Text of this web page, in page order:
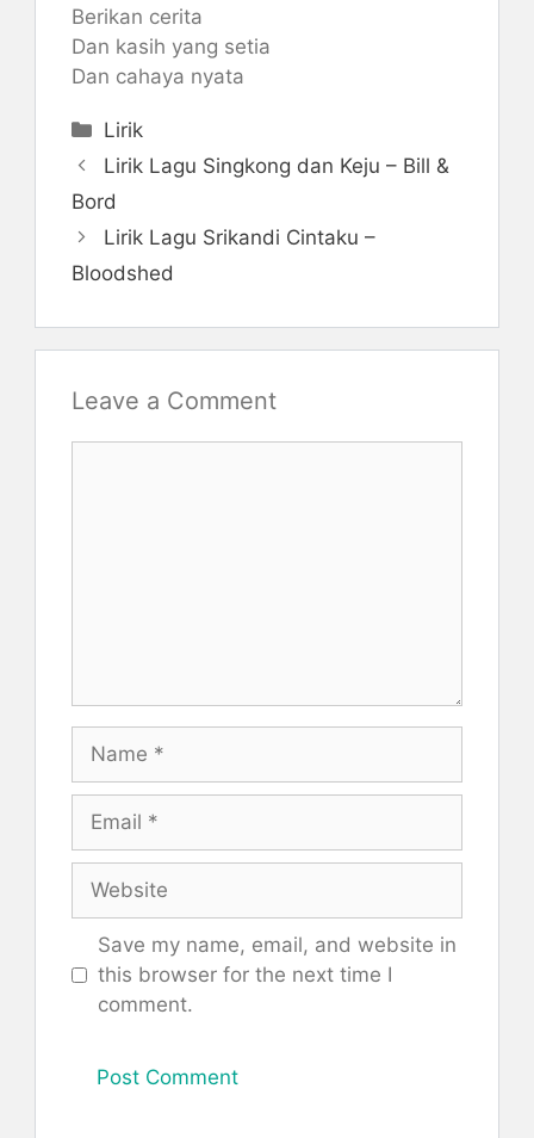
Berikan cerita
Dan kasih yang setia
Dan cahaya nyata
Categories
Lirik
Lirik Lagu Singkong dan Keju – Bill &
Bord
Lirik Lagu Srikandi Cintaku –
Bloodshed
Leave a Comment
Save my name, email, and website in
this browser for the next time I
comment.